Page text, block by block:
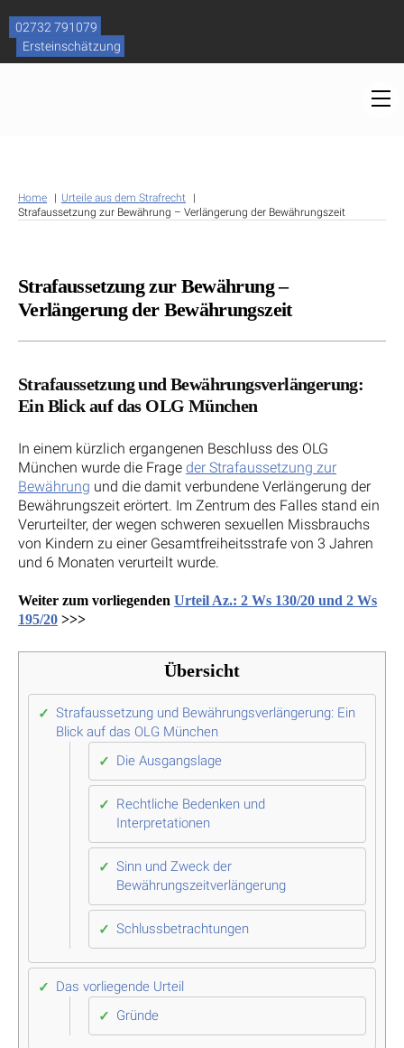
content
02732 791079
Ersteinschätzung
Home
Urteile aus dem Strafrecht
Strafaussetzung zur Bewährung – Verlängerung der Bewährungszeit
Strafaussetzung zur Bewährung –
Verlängerung der Bewährungszeit
Strafaussetzung und Bewährungsverlängerung:
Ein Blick auf das OLG München
In einem kürzlich ergangenen Beschluss des OLG
München wurde die Frage der Strafaussetzung zur
Bewährung und die damit verbundene Verlängerung der
Bewährungszeit erörtert. Im Zentrum des Falles stand ein
Verurteilter, der wegen schweren sexuellen Missbrauchs
von Kindern zu einer Gesamtfreiheitsstrafe von 3 Jahren
und 6 Monaten verurteilt wurde.
Weiter zum vorliegenden Urteil Az.: 2 Ws 130/20 und 2 Ws
195/20 >>>
Übersicht
Strafaussetzung und Bewährungsverlängerung: Ein
Blick auf das OLG München
Die Ausgangslage
Rechtliche Bedenken und
Interpretationen
Sinn und Zweck der
Bewährungszeitverlängerung
Schlussbetrachtungen
Das vorliegende Urteil
Gründe